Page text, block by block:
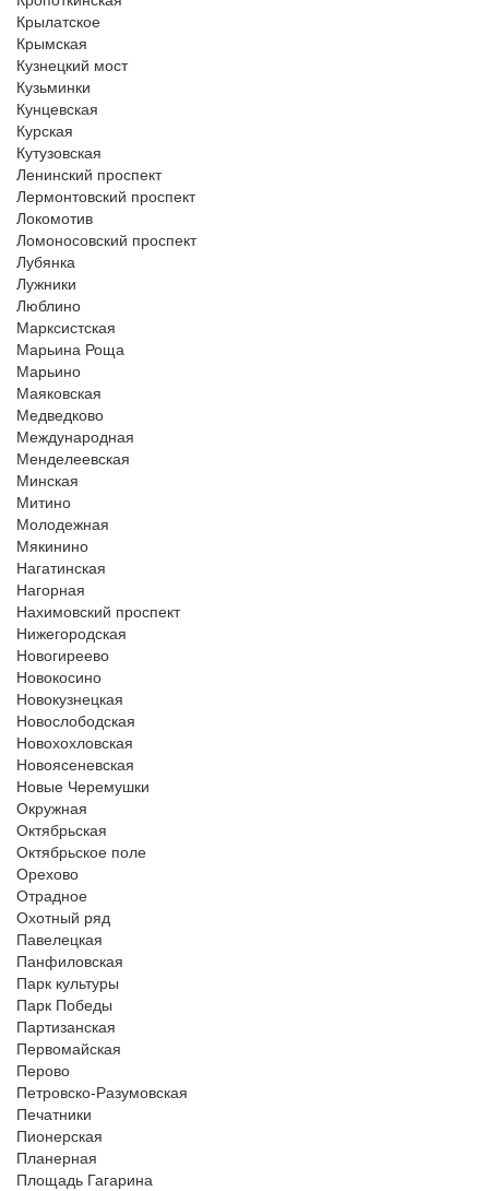
Крылатское
Крымская
Кузнецкий мост
Кузьминки
Кунцевская
Курская
Кутузовская
Ленинский проспект
Лермонтовский проспект
Локомотив
Ломоносовский проспект
Лубянка
Лужники
Люблино
Марксистская
Марьина Роща
Марьино
Маяковская
Медведково
Международная
Менделеевская
Минская
Митино
Молодежная
Мякинино
Нагатинская
Нагорная
Нахимовский проспект
Нижегородская
Новогиреево
Новокосино
Новокузнецкая
Новослободская
Новохохловская
Новоясеневская
Новые Черемушки
Окружная
Октябрьская
Октябрьское поле
Орехово
Отрадное
Охотный ряд
Павелецкая
Панфиловская
Парк культуры
Парк Победы
Партизанская
Первомайская
Перово
Петровско-Разумовская
Печатники
Пионерская
Планерная
Площадь Гагарина